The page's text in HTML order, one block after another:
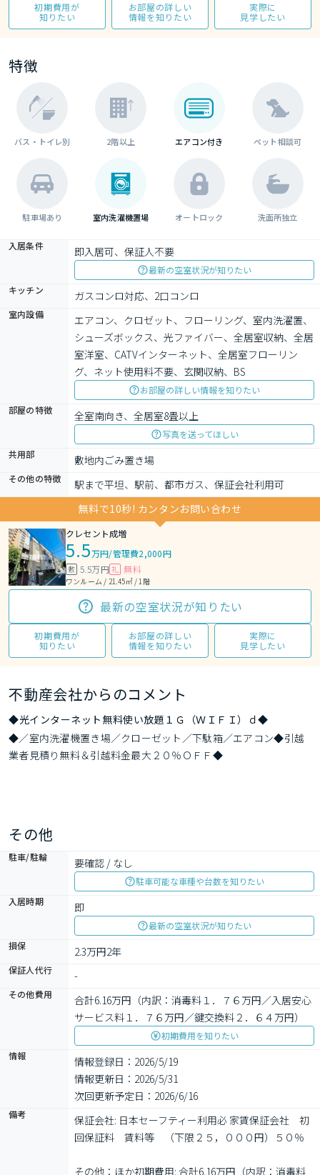
初期費用が
知りたい
お部屋の詳しい
情報を知りたい
実際に
見学したい
特徴
バス・トイレ別 2階以上 エアコン付き ペット相談可
駐車場あり 室内洗濯機置場 オートロック 洗面所独立
入居条件 即入居可、保証人不要
最新の空室状況が知りたい
キッチン
ガスコンロ対応、2口コンロ
室内設備
エアコン、クロゼット、フローリング、室内洗濯置、
シューズボックス、光ファイバー、全居室収納、全居
室洋室、CATVインターネット、全居室フローリン
グ、ネット使用料不要、玄関収納、BS
お部屋の詳しい情報を知りたい
部屋の特徴
全室南向き、全居室8畳以上
写真を送ってほしい
共用部
敷地内ごみ置き場
その他の特徴
駅まで平坦、駅前、都市ガス、保証会社利用可
無料で10秒! カンタンお問い合わせ
クレセント成増
5.5万円/管理費2,000円
敷 5.5万円 礼 無料
ワンルーム / 21.45㎡ / 1階
最新の空室状況が知りたい
初期費用が
知りたい
お部屋の詳しい
情報を知りたい
実際に
見学したい
不動産会社からのコメント
◆光インターネット無料使い放題１Ｇ（ＷＩＦＩ）ｄ◆
◆／室内洗濯機置き場／クローゼット／下駄箱／エアコン◆引越
業者見積り無料＆引越料金最大２０％ＯＦＦ◆
その他
駐車/駐輪 要確認 / なし
駐車可能な車種や台数を知りたい
入居時期
即
最新の空室状況が知りたい
損保
2.3万円2年
保証人代行 -
その他費用
合計6.16万円（内訳：消毒料１．７６万円／入居安心
サービス料１．７６万円／鍵交換料２．６４万円）
初期費用を知りたい
情報
情報登録日：2026/5/19
情報更新日：2026/5/31
次回更新予定日：2026/6/16
備考
保証会社: 日本セーフティー利用必 家賃保証会社　初
回保証料　賃料等　（下限２５，０００円）５０％
その他：ほか初期費用: 合計6.16万円（内訳：消毒料